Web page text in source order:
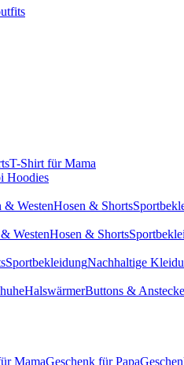
T-Shirt für Mama
Hoodies
& WestenHosen & Shorts
WestenHosen & Shorts
SportbekleidungNachhaltige
HalswärmerButtons &
MamaGeschenk für Papa